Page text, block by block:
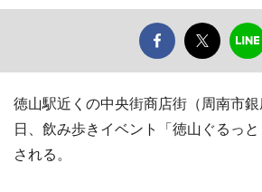
徳山駅近くの中央街商店街（周南市
日、飲み歩きイベント「徳山ぐるっ
される。